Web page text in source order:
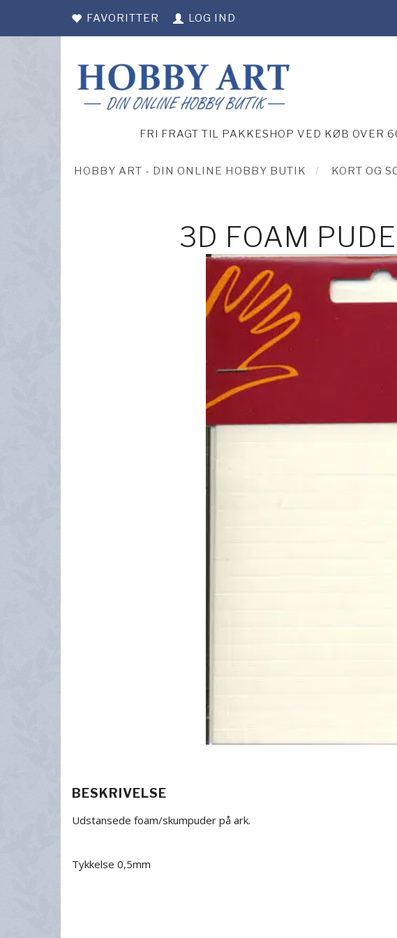
FAVORITTER LOG IND
FRI FRAGT TIL PAKKESHOP VED KØB OVER
HOBBY ART - DIN ONLINE HOBBY BUTIK KORT OG
3D FOAM
BESKRIVELSE
Udstansede foam/skumpuder på ark.
Tykkelse 0,5mm